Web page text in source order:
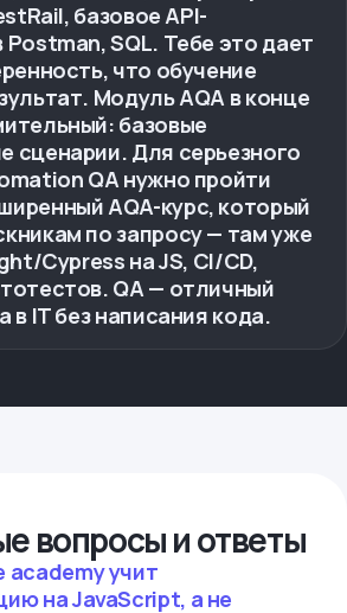
базовое API-
Postman, SQL. Тебе это дает
что обучение
Модуль AQA в конце
базовые
сценарии. Для серьезного
QA нужно пройти
AQA-курс, который
по запросу — там уже
Cypress на JS, CI/CD,
QA — отличный
в IT без написания кода.
вопросы и ответы
academy учит
на JavaScript, а не